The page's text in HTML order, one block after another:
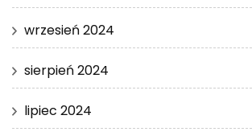
wrzesień 2024
sierpień 2024
lipiec 2024